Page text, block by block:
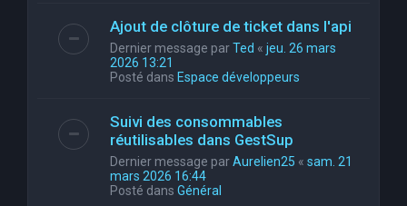
Ajout de clôture de ticket dans l'api
Dernier message parTed « jeu. 26 mars
2026 13:21
Posté dans Espace développeurs
Suivi des consommables
réutilisables dans GestSup
Dernier message parAurelien25 « sam. 21
mars 2026 16:44
Posté dans Général